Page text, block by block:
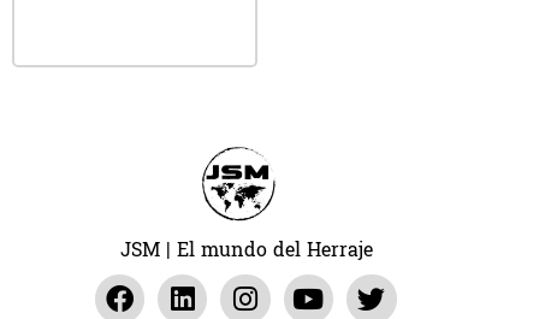
JSM | El mundo del Herraje